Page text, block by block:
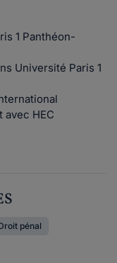
1 Panthéon-
Université Paris 1
avec HEC
pénal